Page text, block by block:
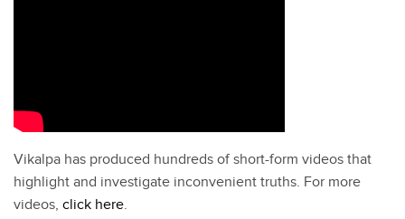
Vikalpa has produced hundreds of short-form videos that
highlight and investigate inconvenient truths. For more
videos, click here.